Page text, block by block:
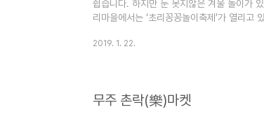
쉽습니다. 하지만 눈 못지않은 겨울 놀이가
리마을에서는 ‘초리꽁꽁놀이축제’가 열리고
은 전라권에서는 유일하게 농림축산식품부
2019. 1. 22.
무주 촌락(樂)마켓